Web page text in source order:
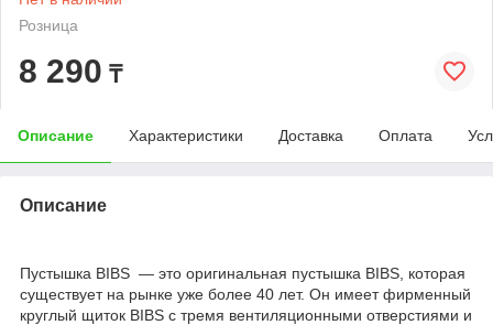
Розница
8 290 ₸
Описание Характеристики Доставка Оплата
Описание
Пустышка BIBS — это оригинальная пустышка BIBS, которая
существует на рынке уже более 40 лет. Он имеет фирменный
круглый щиток BIBS с тремя вентиляционными отверстиями и